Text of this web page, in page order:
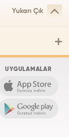
Yukarı Çık
UYGULAMALAR